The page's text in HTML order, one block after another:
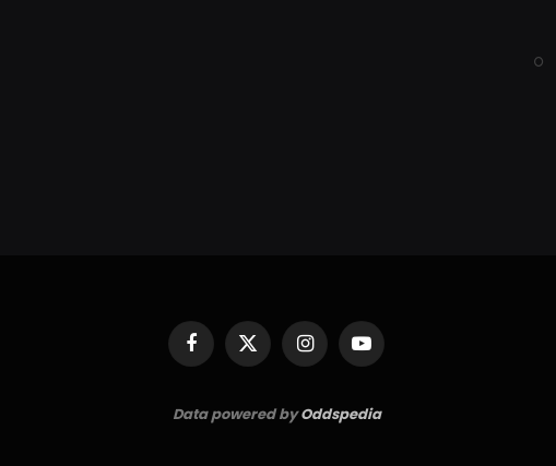
Facebook
X
(Twitter)
InstagramYouTube
Data powered byOddspedia